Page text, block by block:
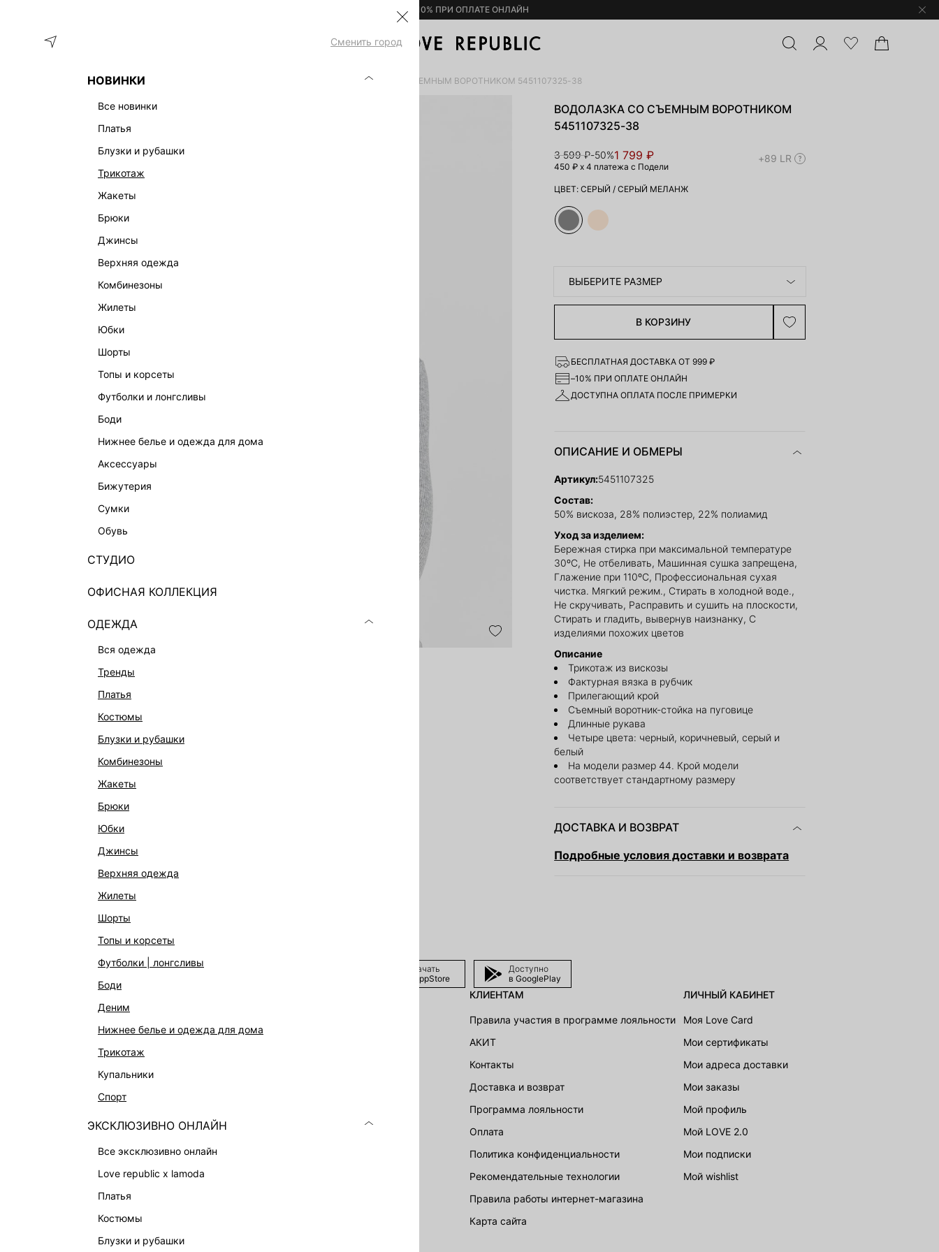
– 10% ПРИ ОПЛАТЕ ОНЛАЙН
Сменить город
НОВИНКИ
все новинки
платья
блузки и рубашки
трикотаж
жакеты
брюки
джинсы
верхняя одежда
комбинезоны
жилеты
юбки
шорты
топы и корсеты
футболки и лонгсливы
боди
нижнее белье и одежда для дома
аксессуары
бижутерия
сумки
обувь
СТУДИО
ОФИСНАЯ КОЛЛЕКЦИЯ
ОДЕЖДА
вся одежда
тренды
платья
костюмы
блузки и рубашки
комбинезоны
жакеты
брюки
юбки
джинсы
верхняя одежда
жилеты
шорты
топы и корсеты
футболки | лонгсливы
боди
деним
нижнее белье и одежда для дома
трикотаж
купальники
спорт
ЭКСКЛЮЗИВНО ОНЛАЙН
все эксклюзивно онлайн
love republic x lamoda
платья
костюмы
блузки и рубашки
ОДЕЖДА ВОДОЛАЗКА СО СЪЕМНЫМ ВОРОТНИКОМ 5451107325-38
ВОДОЛАЗКА СО СЪЕМНЫМ ВОРОТНИКОМ
5451107325-38
3 599 ₽-50%1 799 ₽
450 ₽ x 4 платежа с Подели
+89 LR
ЦВЕТ:СЕРЫЙ /СЕРЫЙ МЕЛАНЖ
ВЫБЕРИТЕ РАЗМЕР
В КОРЗИНУ
БЕСПЛАТНАЯ ДОСТАВКА ОТ 999 ₽
–10% ПРИ ОПЛАТЕ ОНЛАЙН
ДОСТУПНА ОПЛАТА ПОСЛЕ ПРИМЕРКИ
ОПИСАНИЕ И ОБМЕРЫ
Артикул:5451107325
Состав:
50% вискоза, 28% полиэстер, 22% полиамид
Уход за изделием:
Бережная стирка при максимальной температуре
30ºС, Не отбеливать, Машинная сушка запрещена,
Глажение при 110ºС, Профессиональная сухая
чистка. Мягкий режим., Стирать в холодной воде.,
Не скручивать, Расправить и сушить на плоскости,
Стирать и гладить, вывернув наизнанку, С
изделиями похожих цветов
Описание
Трикотаж из вискозы
Фактурная вязка в рубчик
Прилегающий крой
Съемный воротник-стойка на пуговице
Длинные рукава
Четыре цвета: черный, коричневый, серый и
белый
На модели размер 44. Крой модели
соответствует стандартному размеру
ДОСТАВКА И ВОЗВРАТ
Подробные условия доставки и возврата
Скачать
в AppStore
Доступно
в GooglePlay
АКСЕССУАРЫ И УКРАШЕНИЯ
ФИНАЛЬНАЯ РАСПРОДАЖА
ПОДАРОЧНЫЕ СЕРТИФИКАТЫ
КЛИЕНТАМ
Правила участия в программе лояльности
АКИТ
Контакты
Доставка и возврат
Программа лояльности
Оплата
Политика конфиденциальности
Рекомендательные технологии
Правила работы интернет-магазина
карта сайта
ЛИЧНЫЙ КАБИНЕТ
Моя Love Card
Мои сертификаты
Мои адреса доставки
Мои заказы
Мой профиль
Мой LOVE 2.0
Мои подписки
Мой wishlist